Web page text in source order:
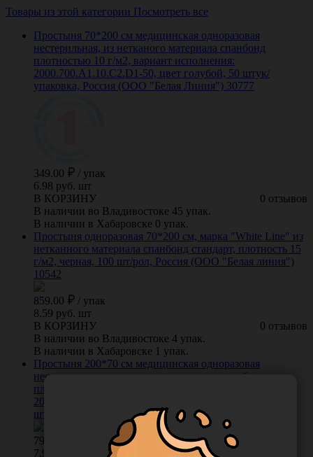
Товары из этой категории Посмотреть все
Простыня 70*200 см медицинская одноразовая
нестерильная, из нетканого материала спанбонд
плотностью 10 г/м2, вариант исполнения:
2000.700.A1.10.C2.D1-50, цвет голубой, 50 штук/
упаковка, Россия (ООО "Белая Линия") 30777
349.00 / упак
6.98 руб. шт
0 отзывов
В КОРЗИНУ
В наличии во Владивостоке 45 упак.
В наличии в Хабаровске 0 упак.
Простыня одноразовая 70*200 см, марка "White Line" из
нетканного материала спанбонд стандарт, плотность 15
г/м2, черная, 100 шт/рол, Россия (ООО "Белая линия")
10542
859.00 / упак
8.59 руб. шт
0 отзывов
В КОРЗИНУ
В наличии во Владивостоке 4 упак.
В наличии в Хабаровске 1 упак.
Простыня 200*70 см медицинская одноразовая
нестерильная, из нетканого материала спанбонд
плотностью 15 г/м2, вариант исполнения:
2000.700.A1.15.C1.D2-100, цвет белый, в рулоне, 100
штук/упаковка, Россия (ООО "Белая Линия") 12377
791.00
7.91 руб. шт